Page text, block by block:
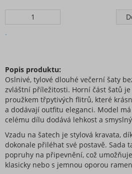
Šaty šifonové
Šaty Silvestrovské
Šaty Vánoční
Šaty volnočasové
Šaty volnočasové
Zástěry
Šaty teplé volnočasové
Šaty letní volnočasové
Tepláky a legíny
Topy, trička, tuniky a tílka
.
Popis produktu:
Oslnivé, tylové dlouhé večerní šaty
zvláštní příležitosti. Horní část šatů
proužkem třpytivých flitrů, které
a dodávají outfitu eleganci. Model
celému dílu dodává lehkost a
Vzadu na šatech je stylová kravata,
dokonale přiléhat své postavě. Sada
popruhy na připevnění, což
klasicky nebo s jemnou oporou